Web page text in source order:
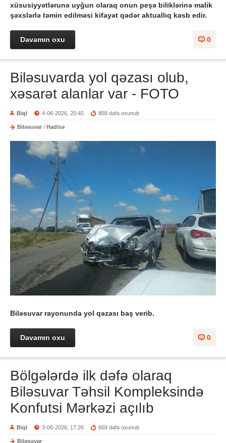
xüsusiyyətlərunə uyğun olaraq onun peşə biliklərinə malik
şəxslərlə təmin edilməsi kifayət qədər aktuallıq kəsb edir.
0
Davamın oxu
Biləsuvarda yol qəzası olub,
xəsarət alanlar var - FOTO
Biql 4-06-2026, 20:45 858 dəfə oxunub
Biləsuvar / Hadisə
Biləsuvar rayonunda yol qəzası baş verib.
0
Davamın oxu
Bölgələrdə ilk dəfə olaraq
Biləsuvar Təhsil Kompleksində
Konfutsi Mərkəzi açılıb
Biql 3-06-2026, 17:26 659 dəfə oxunub
Biləsuvar